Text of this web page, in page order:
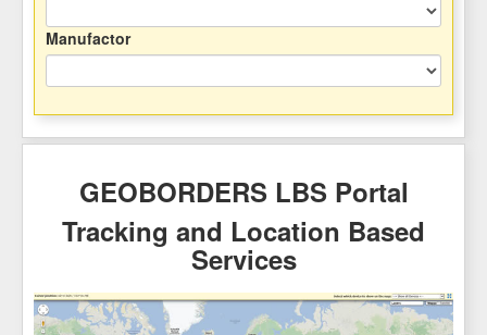
Manufactor
GEOBORDERS LBS Portal
Tracking and Location Based
Services